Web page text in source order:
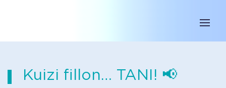
Kuizi fillon… TANI! 📢